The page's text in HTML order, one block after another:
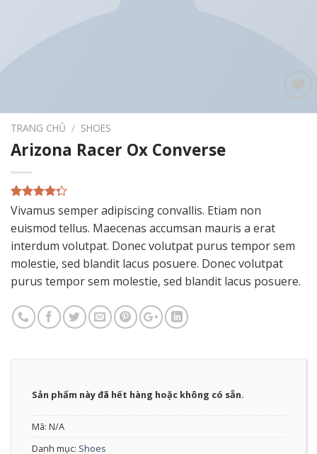
Add to
TRANG CHỦ / SHOES
Arizona Racer Ox Converse
4.00trên
trên
2
đánh
giá
Vivamus semper adipiscing convallis. Etiam non
euismod tellus. Maecenas accumsan mauris a erat
interdum volutpat. Donec volutpat purus tempor sem
molestie, sed blandit lacus posuere. Donec volutpat
purus tempor sem molestie, sed blandit lacus posuere.
Sản phẩm này đã hết hàng hoặc không có sẵn.
Mã: N/A
Danh mục: Shoes